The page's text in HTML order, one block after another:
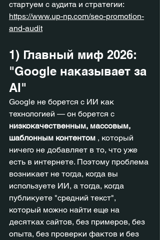
стартуем с аудита и стратегии:
https://www.up-np.com/seo-promotion-
and-audit
1) Главный миф 2026:
"Google наказывает за
AI"
Google не борется с ИИ как
технологией — он борется с
низкокачественным, массовым,
шаблонным контентом , который
ничего не добавляет в то, что уже
есть в интернете. Поэтому проблема
возникает не тогда, когда вы
используете ИИ, а тогда, когда
публикуете "средний текст",
который можно найти еще на
десятках сайтов, без примеров, без
опыта, без проверки фактов и без